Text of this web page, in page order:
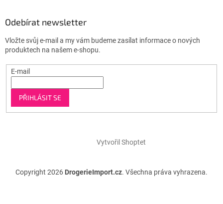
Odebírat newsletter
Vložte svůj e-mail a my vám budeme zasílat informace o nových
produktech na našem e-shopu.
E-mail
PŘIHLÁSIT SE
Vytvořil Shoptet
Copyright 2026 DrogerieImport.cz. Všechna práva vyhrazena.